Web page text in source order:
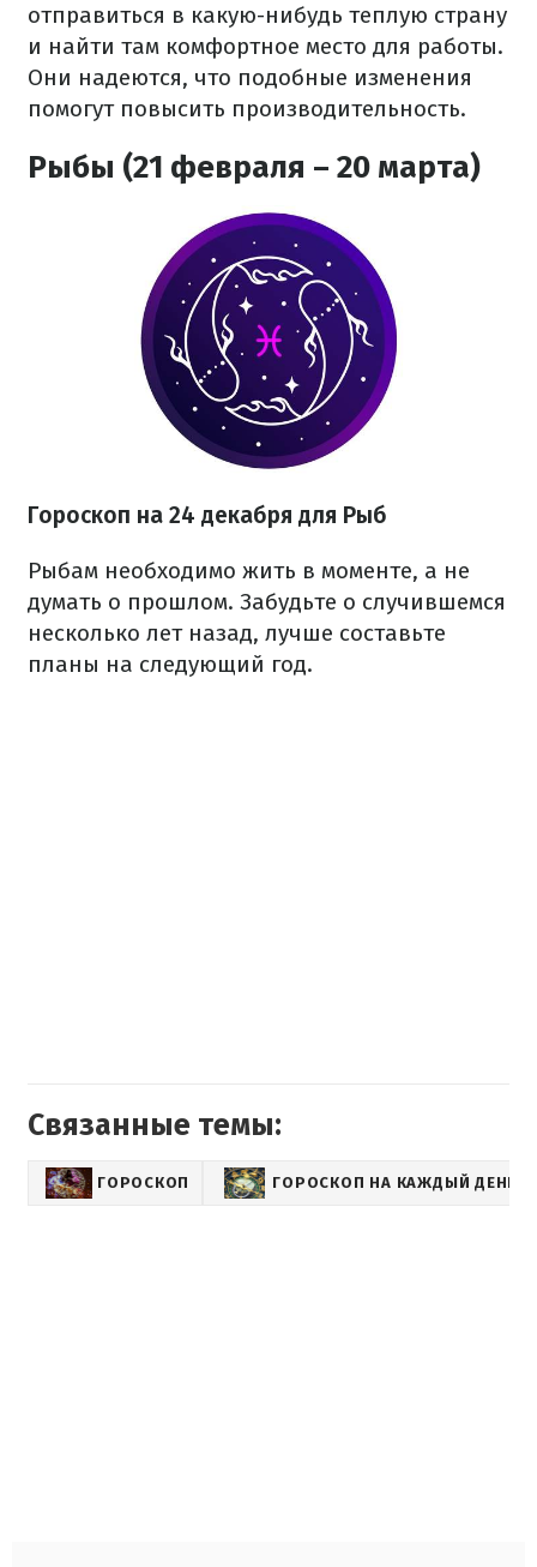
отправиться в какую-нибудь теплую страну
и найти там комфортное место для работы.
Они надеются, что подобные изменения
помогут повысить производительность.
Рыбы (21 февраля – 20 марта)
Гороскоп на 24 декабря для Рыб
Рыбам необходимо жить в моменте, а не
думать о прошлом. Забудьте о случившемся
несколько лет назад, лучше составьте
планы на следующий год.
Связанные темы:
ГОРОСКОП ГОРОСКОП НА КАЖДЫЙ ДЕНЬ